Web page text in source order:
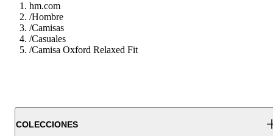
hm.com
/Hombre
/Camisas
/Casuales
/Camisa Oxford Relaxed Fit
COLECCIONES